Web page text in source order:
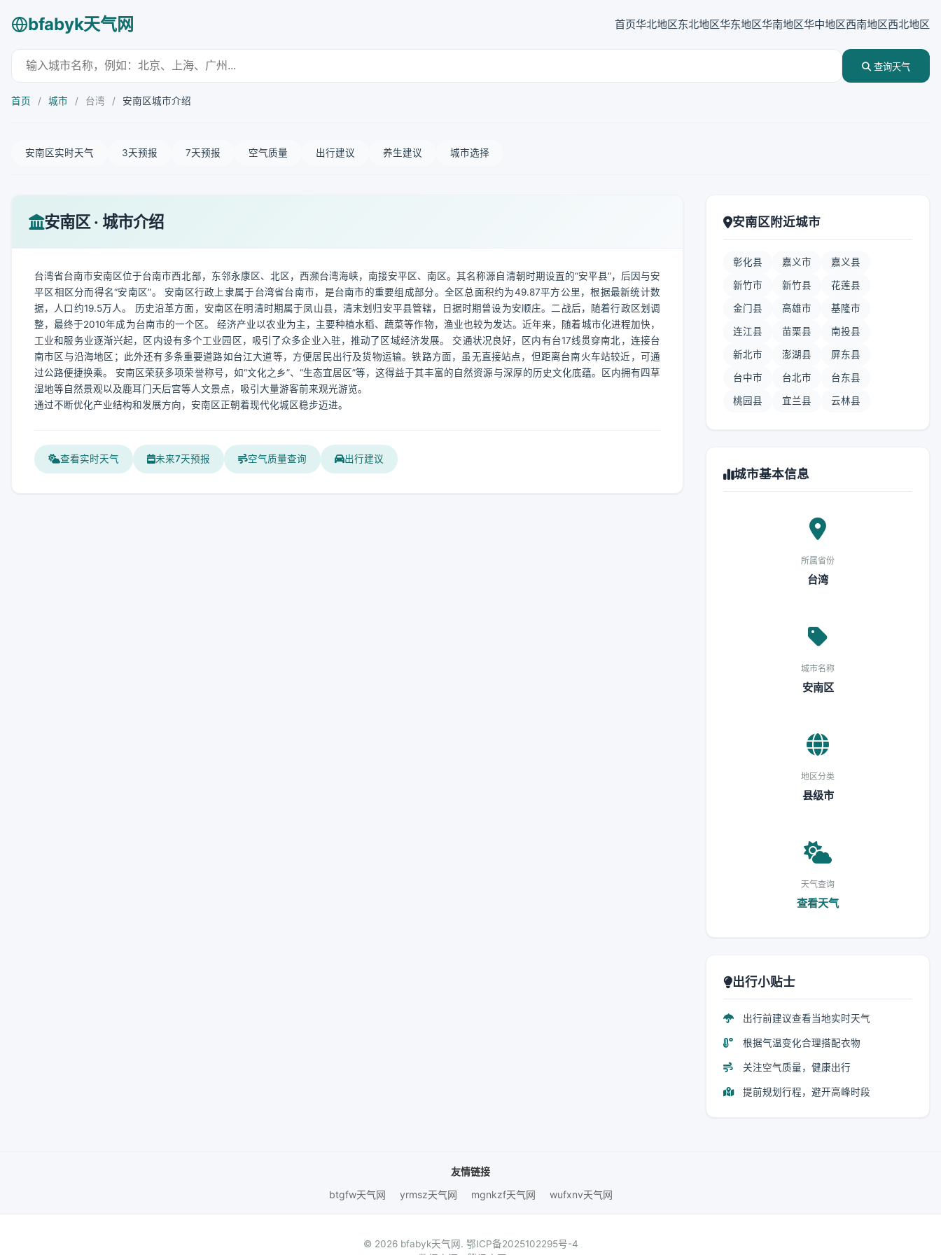
bfabyk天气网 首页华北地区东北地区华东地区华南地区华中地区西南地区西北地区
查询天气
首页 / 城市 / 台湾 / 安南区城市介绍
安南区实时天气 3天预报 7天预报 空气质量 出行建议 养生建议 城市选择
安南区 · 城市介绍
台湾省台南市安南区位于台南市西北部，东邻永康区、北区，西濒台湾海峡，南接安平区、南区。其名称源自清朝时期设置的“安平县”，后因与安
平区相区分而得名“安南区”。 安南区行政上隶属于台湾省台南市，是台南市的重要组成部分。全区总面积约为49.87平方公里，根据最新统计数
据，人口约19.5万人。 历史沿革方面，安南区在明清时期属于凤山县，清末划归安平县管辖，日据时期曾设为安顺庄。二战后，随着行政区划调
整，最终于2010年成为台南市的一个区。 经济产业以农业为主，主要种植水稻、蔬菜等作物，渔业也较为发达。近年来，随着城市化进程加快，
工业和服务业逐渐兴起，区内设有多个工业园区，吸引了众多企业入驻，推动了区域经济发展。 交通状况良好，区内有台17线贯穿南北，连接台
南市区与沿海地区；此外还有多条重要道路如台江大道等，方便居民出行及货物运输。铁路方面，虽无直接站点，但距离台南火车站较近，可通
过公路便捷换乘。 安南区荣获多项荣誉称号，如“文化之乡”、“生态宜居区”等，这得益于其丰富的自然资源与深厚的历史文化底蕴。区内拥有四草
湿地等自然景观以及鹿耳门天后宫等人文景点，吸引大量游客前来观光游览。
通过不断优化产业结构和发展方向，安南区正朝着现代化城区稳步迈进。
查看实时天气 未来7天预报 空气质量查询 出行建议
安南区附近城市
彰化县 嘉义市 嘉义县
新竹市 新竹县 花莲县
金门县 高雄市 基隆市
连江县 苗栗县 南投县
新北市 澎湖县 屏东县
台中市 台北市 台东县
桃园县 宜兰县 云林县
城市基本信息
所属省份
台湾
城市名称
安南区
地区分类
县级市
天气查询
查看天气
出行小贴士
出行前建议查看当地实时天气
根据气温变化合理搭配衣物
关注空气质量，健康出行
提前规划行程，避开高峰时段
友情链接
btgfw天气网
yrmsz天气网 mgnkzf天气网 wufxnv天气网
© 2026 bfabyk天气网. 鄂ICP备2025102295号-4